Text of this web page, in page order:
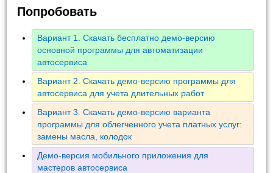
Попробовать
Вариант 1. Скачать бесплатно демо-версию
основной программы для автоматизации
автосервиса
Вариант 2. Скачать демо-версию программы для
автосервиса для учета длительных работ
Вариант 3. Скачать демо-версию варианта
программы для облегченного учета платных услуг:
замены масла, колодок
Демо-версия мобильного приложения для
мастеров автосервиса